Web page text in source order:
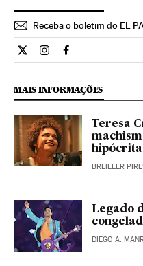
Receba o boletim do EL
Cultura El País Brasil en
Cultura El País Brasil
Cultura El País
MAIS INFORMAÇÕES
Teresa
BREILLER
Legado
DIEGO A.